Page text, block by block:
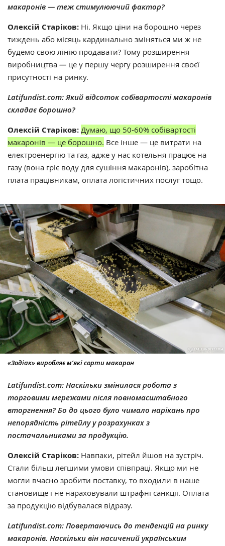
макаронів—теж стимулюючий фактор?
Олексій Старіков: Ні. Якщо ціни на борошно через
тиждень або місяць кардинально зміняться ми ж не
будемо свою лінію продавати? Тому розширення
виробництва — це у першу чергу розширення своєї
присутності на ринку.
Latifundist.com: Який відсоток собівартості макаронів
складає борошно?
Олексій Старіков: Думаю, що 50-60% собівартості
макаронів — це борошно. Все інше — це витрати на
електроенергію та газ, адже у нас котельня працює на
газу (вона гріє воду для сушіння макаронів), заробітна
плата працівникам, оплата логістичних послуг тощо.
«Зодіак» виробляє м’які сорти макарон
Latifundist.com: Наскільки змінилася робота з
торговими мережами після повномасштабного
вторгнення? Бо до цього було чимало нарікань про
непорядність рітейлу у розрахунках з
постачальниками за продукцію.
Олексій Старіков: Навпаки, рітейл йшов на зустріч.
Стали більш легшими умови співпраці. Якщо ми не
могли вчасно зробити поставку, то входили в наше
становище і не нараховували штрафні санкції. Оплата
за продукцію відбувалася відразу.
Latifundist.com: Повертаючись до тенденцій на ринку
макаронів. Наскільки він насичений українським